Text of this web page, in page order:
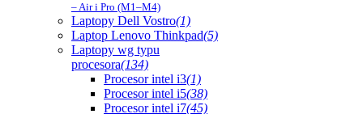
– Air i Pro (M1–M4)
Laptopy Dell Vostro(1)
Laptop Lenovo Thinkpad(5)
Laptopy wg typu
procesora(134)
Procesor intel i3(1)
Procesor intel i5(38)
Procesor intel i7(45)